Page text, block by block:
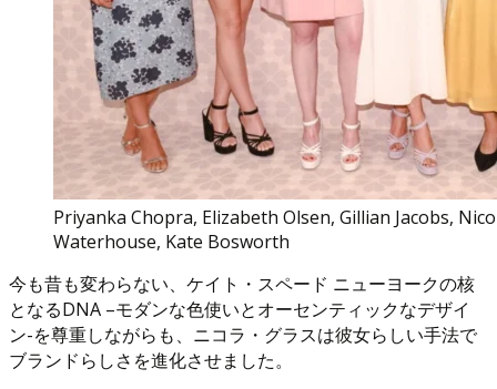
Priyanka Chopra, Elizabeth Olsen, Gillian Jacobs,
Waterhouse, Kate Bosworth
今も昔も変わらない、ケイト・スペード ニューヨークの核
となるDNA –モダンな色使いとオーセンティックなデザイ
ン-を尊重しながらも、ニコラ・グラスは彼女らしい手法で
ブランドらしさを進化させました。